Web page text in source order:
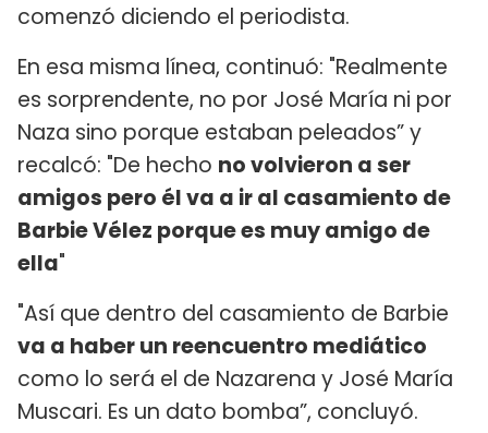
comenzó diciendo el periodista.
En esa misma línea, continuó: "Realmente
es sorprendente, no por José María ni por
Naza sino porque estaban peleados” y
recalcó: "De hecho no volvieron a ser
amigos pero él va a ir al casamiento de
Barbie Vélez porque es muy amigo de
ella"
"Así que dentro del casamiento de Barbie
va a haber un reencuentro mediático
como lo será el de Nazarena y José María
Muscari. Es un dato bomba”, concluyó.